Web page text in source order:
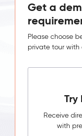
Get a
Please choose
private tour with
Try
Receive
with